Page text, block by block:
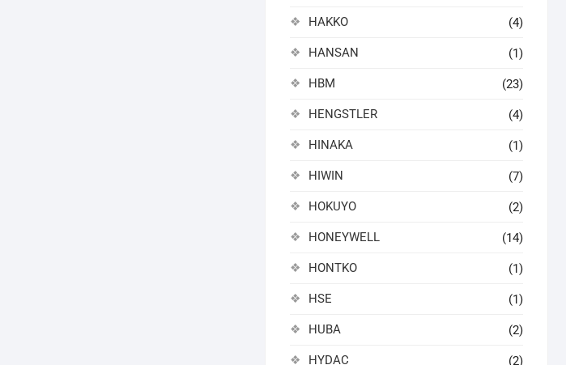
HAKKO (4)
HANSAN (1)
HBM (23)
HENGSTLER (4)
HINAKA (1)
HIWIN (7)
HOKUYO (2)
HONEYWELL (14)
HONTKO (1)
HSE (1)
HUBA (2)
HYDAC (2)